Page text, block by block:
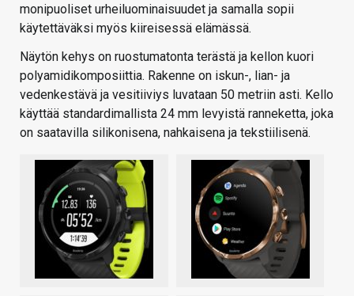
monipuoliset urheiluominaisuudet ja samalla sopii
käytettäväksi myös kiireisessä elämässä.
Näytön kehys on ruostumatonta terästä ja kellon kuori
polyamidikomposiittia. Rakenne on iskun-, lian- ja
vedenkestävä ja vesitiiviys luvataan 50 metriin asti. Kello
käyttää standardimallista 24 mm levyistä ranneketta, joka
on saatavilla silikonisena, nahkaisena ja tekstiilisenä.